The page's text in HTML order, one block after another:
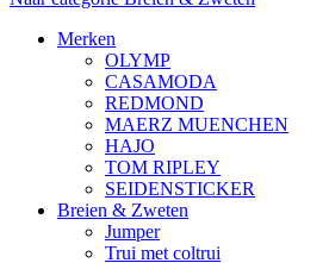
Merken
OLYMP
CASAMODA
REDMOND
MAERZ MUENCHEN
HAJO
TOM RIPLEY
SEIDENSTICKER
Breien & Zweten
Jumper
Trui met coltrui